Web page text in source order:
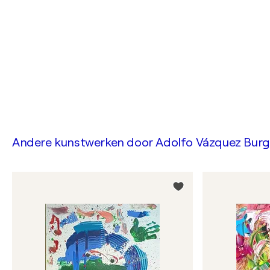
Andere kunstwerken doorAdolfo Vázquez